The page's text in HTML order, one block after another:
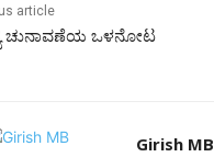
article
ಚುನಾವಣೆಯ ಒಳನೋಟ
Girish MB